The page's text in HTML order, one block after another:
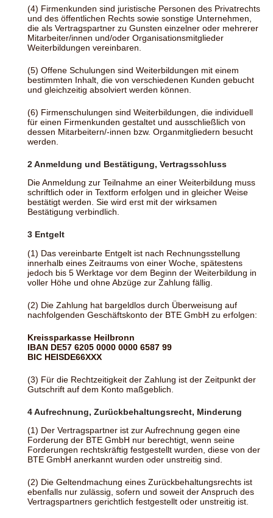
(4) Firmenkunden sind juristische Personen des Privatrechts
und des öffentlichen Rechts sowie sonstige Unternehmen,
die als Vertragspartner zu Gunsten einzelner oder mehrerer
Mitarbeiter/innen und/oder Organisationsmitglieder
Weiterbildungen vereinbaren.
(5) Offene Schulungen sind Weiterbildungen mit einem
bestimmten Inhalt, die von verschiedenen Kunden gebucht
und gleichzeitig absolviert werden können.
(6) Firmenschulungen sind Weiterbildungen, die individuell
für einen Firmenkunden gestaltet und ausschließlich von
dessen Mitarbeitern/-innen bzw. Organmitgliedern besucht
werden.
2 Anmeldung und Bestätigung, Vertragsschluss
Die Anmeldung zur Teilnahme an einer Weiterbildung muss
schriftlich oder in Textform erfolgen und in gleicher Weise
bestätigt werden. Sie wird erst mit der wirksamen
Bestätigung verbindlich.
3 Entgelt
(1) Das vereinbarte Entgelt ist nach Rechnungsstellung
innerhalb eines Zeitraums von einer Woche, spätestens
jedoch bis 5 Werktage vor dem Beginn der Weiterbildung in
voller Höhe und ohne Abzüge zur Zahlung fällig.
(2) Die Zahlung hat bargeldlos durch Überweisung auf
nachfolgenden Geschäftskonto der BTE GmbH zu erfolgen:
Kreissparkasse Heilbronn
IBAN DE57 6205 0000 0000 6587 99
BIC HEISDE66XXX
(3) Für die Rechtzeitigkeit der Zahlung ist der Zeitpunkt der
Gutschrift auf dem Konto maßgeblich.
4 Aufrechnung, Zurückbehaltungsrecht, Minderung
(1) Der Vertragspartner ist zur Aufrechnung gegen eine
Forderung der BTE GmbH nur berechtigt, wenn seine
Forderungen rechtskräftig festgestellt wurden, diese von der
BTE GmbH anerkannt wurden oder unstreitig sind.
(2) Die Geltendmachung eines Zurückbehaltungsrechts ist
ebenfalls nur zulässig, sofern und soweit der Anspruch des
Vertragspartners gerichtlich festgestellt oder unstreitig ist.